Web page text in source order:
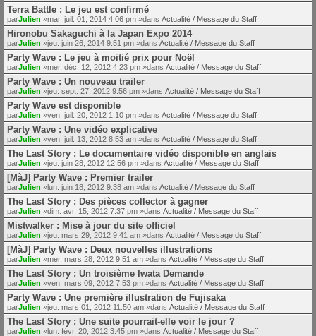
Terra Battle : Le jeu est confirmé
parJulien »mar. juil. 01, 2014 4:06 pm »dans Actualité / Message du Staff
Hironobu Sakaguchi à la Japan Expo 2014
parJulien »jeu. juin 26, 2014 9:51 pm »dans Actualité / Message du Staff
Party Wave : Le jeu à moitié prix pour Noël
parJulien »mer. déc. 12, 2012 4:23 pm »dans Actualité / Message du Staff
Party Wave : Un nouveau trailer
parJulien »jeu. sept. 27, 2012 9:56 pm »dans Actualité / Message du Staff
Party Wave est disponible
parJulien »ven. juil. 20, 2012 1:10 pm »dans Actualité / Message du Staff
Party Wave : Une vidéo explicative
parJulien »ven. juil. 13, 2012 8:53 am »dans Actualité / Message du Staff
The Last Story : Le documentaire vidéo disponible en anglais
parJulien »jeu. juin 28, 2012 12:56 pm »dans Actualité / Message du Staff
[MàJ] Party Wave : Premier trailer
parJulien »lun. juin 18, 2012 9:38 am »dans Actualité / Message du Staff
The Last Story : Des pièces collector à gagner
parJulien »dim. avr. 15, 2012 7:37 pm »dans Actualité / Message du Staff
Mistwalker : Mise à jour du site officiel
parJulien »jeu. mars 29, 2012 9:41 am »dans Actualité / Message du Staff
[MàJ] Party Wave : Deux nouvelles illustrations
parJulien »mer. mars 28, 2012 9:51 am »dans Actualité / Message du Staff
The Last Story : Un troisième Iwata Demande
parJulien »ven. mars 09, 2012 7:53 pm »dans Actualité / Message du Staff
Party Wave : Une première illustration de Fujisaka
parJulien »jeu. mars 01, 2012 11:50 am »dans Actualité / Message du Staff
The Last Story : Une suite pourrait-elle voir le jour ?
parJulien »lun. févr. 20, 2012 3:45 pm »dans Actualité / Message du Staff